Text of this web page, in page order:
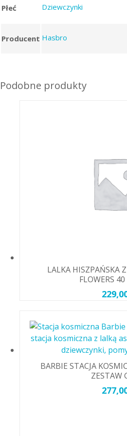
Płeć Dziewczynki
Producent Hasbro
Podobne produkty
LALKA HISZPAŃSKA
FLOWERS
BARBIE STACJA
ZESTAW